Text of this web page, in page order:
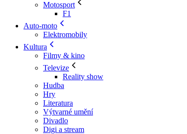
Motosport
F1
Auto-moto
Elektromobily
Kultura
Filmy & kino
Televize
Reality show
Hudba
Hry
Literatura
Výtvarné umění
Divadlo
Digi a stream